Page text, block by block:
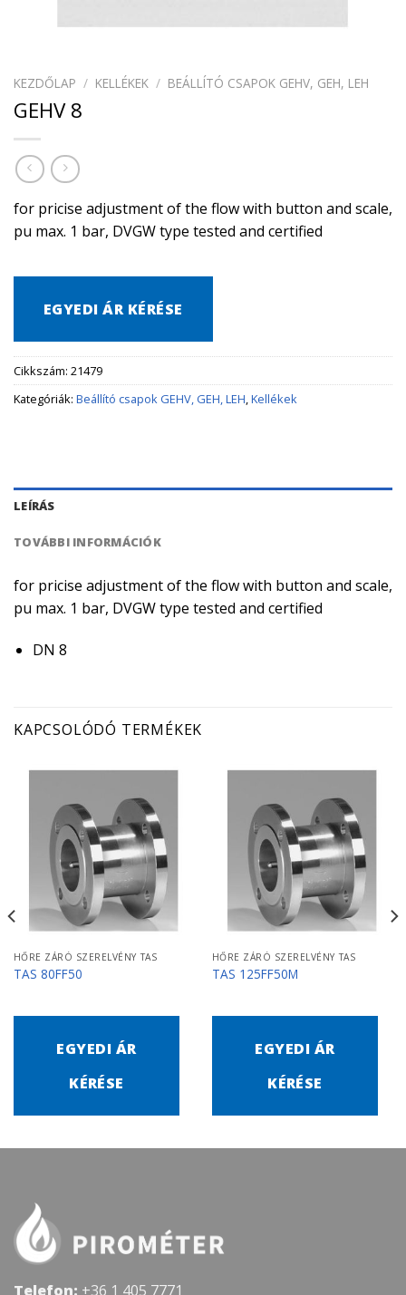
KEZDŐLAP / KELLÉKEK / BEÁLLÍTÓ CSAPOK GEHV, GEH, LEH
GEHV 8
for pricise adjustment of the flow with button and scale,
pu max. 1 bar, DVGW type tested and certified
EGYEDI ÁR KÉRÉSE
Cikkszám: 21479
Kategóriák: Beállító csapok GEHV, GEH, LEH,Kellékek
LEÍRÁS
TOVÁBBI INFORMÁCIÓK
for pricise adjustment of the flow with button and scale,
pu max. 1 bar, DVGW type tested and certified
DN 8
KAPCSOLÓDÓ TERMÉKEK
HŐRE ZÁRÓ SZERELVÉNY TAS
TAS 80FF50
EGYEDI ÁR
KÉRÉSE
HŐRE ZÁRÓ SZERELVÉNY TAS
TAS 125FF50M
EGYEDI ÁR
KÉRÉSE
Telefon: +36 1 405 7771